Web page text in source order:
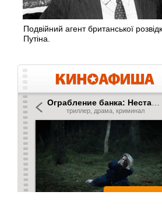
Подвійний агент британської
Путіна.